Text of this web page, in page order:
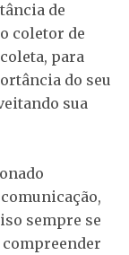
de
coletor de
para
do seu
sua
sempre se